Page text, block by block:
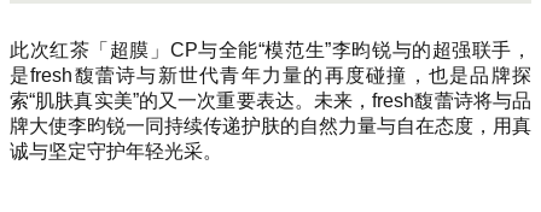
此次红茶「超膜」CP与全能“模范生”李昀锐与的超强联手，
是fresh馥蕾诗与新世代青年力量的再度碰撞，也是品牌探
索“肌肤真实美”的又一次重要表达。未来，fresh馥蕾诗将与品
牌大使李昀锐一同持续传递护肤的自然力量与自在态度，用真
诚与坚定守护年轻光采。